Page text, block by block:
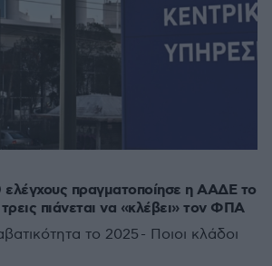
πραγματοποίησε η ΑΑΔΕ το
πιάνεται να «κλέβει» τον ΦΠΑ
το 2025 - Ποιοι κλάδοι